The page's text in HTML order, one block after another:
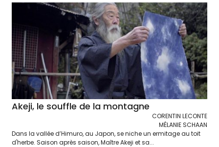
Akeji, le souffle de la montagne
CORENTIN LECONTE
MÉLANIE SCHAAN
Dans la vallée d’Himuro, au Japon, se niche un ermitage au toit
d'herbe. Saison après saison, Maître Akeji et sa...